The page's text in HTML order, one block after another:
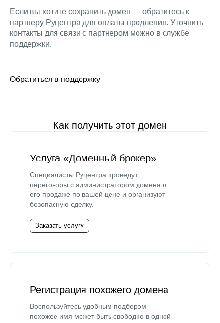
Если вы хотите сохранить домен — обратитесь к
партнеру Руцентра для оплаты продления. Уточнить
контакты для связи с партнером можно в службе
поддержки.
Обратиться в поддержку
Как получить этот домен
Услуга «Доменный брокер»
Специалисты Руцентра проведут
переговоры с администратором домена о
его продаже по вашей цене и организуют
безопасную сделку.
Заказать услугу
Регистрация похожего домена
Воспользуйтесь удобным подбором —
похожее имя может быть свободно в одной